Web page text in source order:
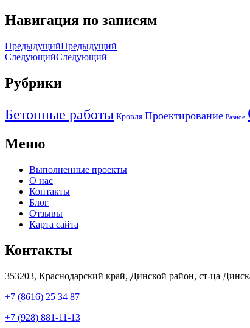
Навигация по записям
ПредыдущийПредыдущий
СледующийСледующий
Рубрики
Бетонные работы Кровля Проектирование Разное
Меню
Выполненные проекты
О нас
Контакты
Блог
Отзывы
Карта сайта
Контакты
353203, Краснодарский край, Динской район, ст-ца
+7 (8616) 25 34 87
+7 (928) 881-11-13